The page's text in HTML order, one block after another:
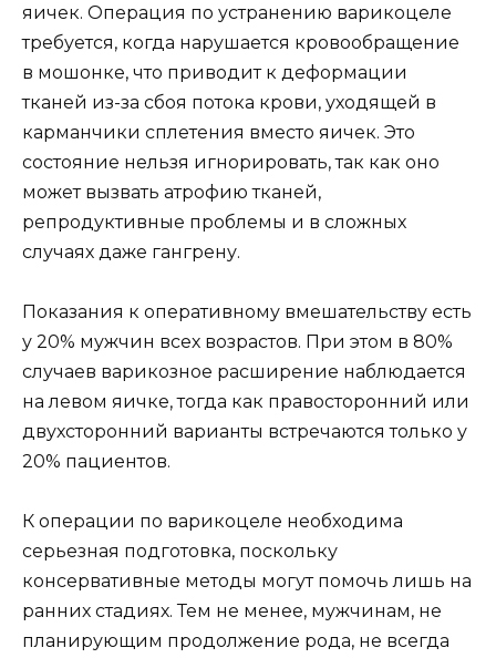
яичек. Операция по устранению варикоцеле
требуется, когда нарушается кровообращение
в мошонке, что приводит к деформации
тканей из-за сбоя потока крови, уходящей в
карманчики сплетения вместо яичек. Это
состояние нельзя игнорировать, так как оно
может вызвать атрофию тканей,
репродуктивные проблемы и в сложных
случаях даже гангрену.
Показания к оперативному вмешательству есть
у 20% мужчин всех возрастов. При этом в 80%
случаев варикозное расширение наблюдается
на левом яичке, тогда как правосторонний или
двухсторонний варианты встречаются только у
20% пациентов.
К операции по варикоцеле необходима
серьезная подготовка, поскольку
консервативные методы могут помочь лишь на
ранних стадиях. Тем не менее, мужчинам, не
планирующим продолжение рода, не всегда